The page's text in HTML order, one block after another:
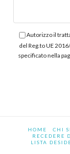
Autorizzo il
del Reg.to UE
specificato nella
HOME CHI
RECEDERE
LISTA